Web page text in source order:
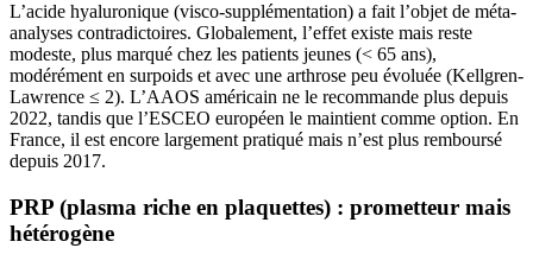
L’acide hyaluronique (visco-supplémentation) a fait l’objet de méta-
analyses contradictoires. Globalement, l’effet existe mais reste
modeste, plus marqué chez les patients jeunes (< 65 ans),
modérément en surpoids et avec une arthrose peu évoluée (Kellgren-
Lawrence ≤ 2). L’AAOS américain ne le recommande plus depuis
2022, tandis que l’ESCEO européen le maintient comme option. En
France, il est encore largement pratiqué mais n’est plus remboursé
depuis 2017.
PRP (plasma riche en plaquettes) : prometteur mais
hétérogène